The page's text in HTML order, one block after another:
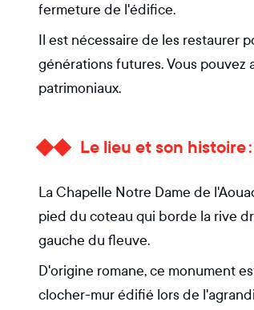
fermeture de l'édifice.
Il est nécessaire de les restaurer
générations futures. Vous
patrimoniaux.
Le lieu et son histoire
La Chapelle Notre Dame de
pied du coteau qui borde la rive
gauche du fleuve.
D'origine romane, ce monument
clocher-mur édifié lors de